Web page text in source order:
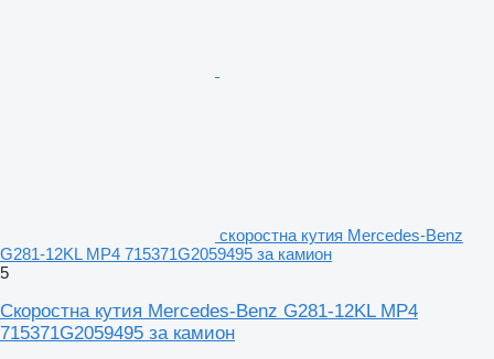
скоростна кутия Mercedes-Benz
G281-12KL MP4 715371G2059495 за камион
5
Скоростна кутия Mercedes-Benz G281-12KL MP4
715371G2059495 за камион